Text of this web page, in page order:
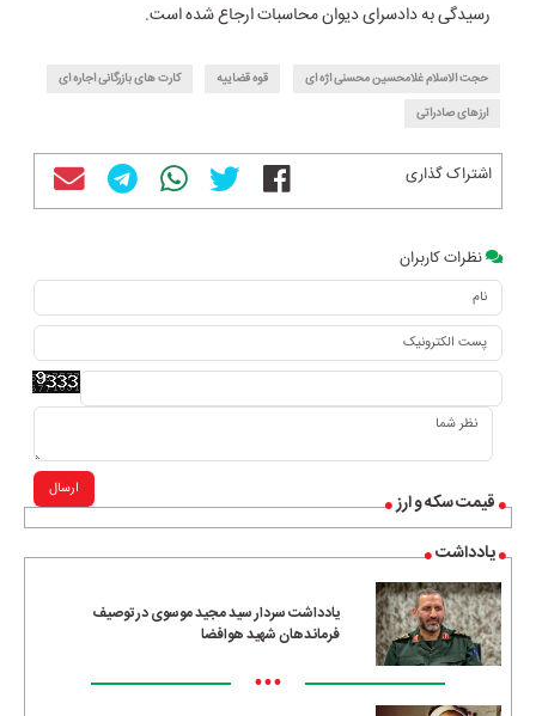
قیمت سکه و ارز
یادداشت
یادداشت سردار سید مجید موسوی در توصیف
فرماندهان شهید هوافضا
•••
رسیدگی به دادسرای دیوان محاسبات ارجاع شده است.
حجت الاسلام غلامحسین محسنی اژه ای قوه قضاییه
کارت های بازرگانی اجاره ای
ارزهای صادراتی
اشتراک گذاری
نظرات کاربران
ارسال